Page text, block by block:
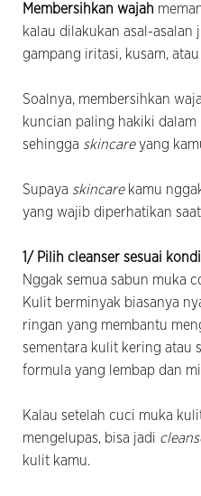
Membersihkan wajah
kalau dilakukan asal-
gampang iritasi, kusam,
Soalnya, membersihkan
kuncian paling hakiki dalam
sehingga skincareyang
Supaya skincare kamu
yang wajib diperhatikan
1/ Pilih cleanser sesuai
Nggak semua sabun muka
Kulit berminyak biasanya
ringan yang membantu
sementara kulit kering atau
formula yang lembap dan
Kalau setelah cuci muka
mengelupas, bisa jadi
kulit kamu.